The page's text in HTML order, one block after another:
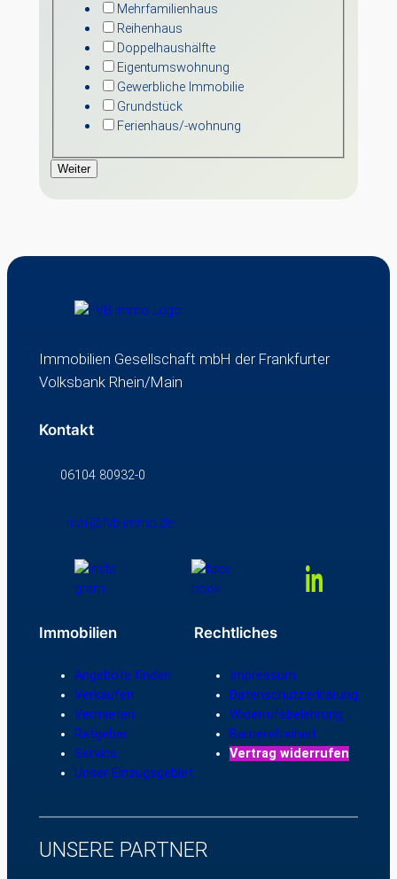
Mehrfamilienhaus
Reihenhaus
Doppelhaushälfte
Eigentumswohnung
Gewerbliche Immobilie
Grundstück
Ferienhaus/-wohnung
Weiter
Immobilien Gesellschaft mbH der Frankfurter
Volksbank Rhein/Main
Kontakt
06104 80932-0
mail@fvb-immo.de
Immobilien
Angebote finden
Verkaufen
Vermieten
Ratgeber
Service
Unser Einzugsgebiet
Rechtliches
Impressum
Datenschutzerklärung
Widerrufsbelehrung
Barrierefreiheit
Vertrag widerrufen
UNSERE PARTNER